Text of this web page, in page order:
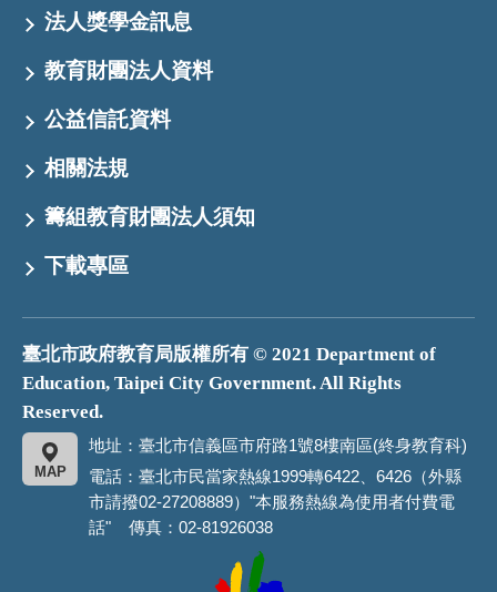
法人獎學金訊息
教育財團法人資料
公益信託資料
相關法規
籌組教育財團法人須知
下載專區
臺北市政府教育局版權所有 © 2021 Department of
Education, Taipei City Government. All Rights
Reserved.
地址：臺北市信義區市府路1號8樓南區(終身教育科)
MAP
電話：臺北市民當家熱線1999轉6422、6426（外縣
市請撥02-27208889）"本服務熱線為使用者付費電
話" 傳真：02-81926038
市
政